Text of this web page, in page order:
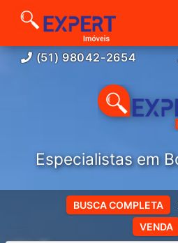
(51) 98042-2654
Especialistas em
VENDA
BUSCA COMPLETA